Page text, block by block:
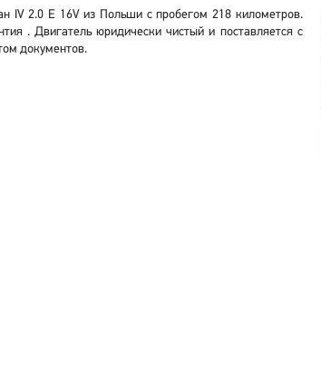
IV 2.0 E 16V из Польши с пробегом 218 километров.
. Двигатель юридически чистый и поставляется с
документов.